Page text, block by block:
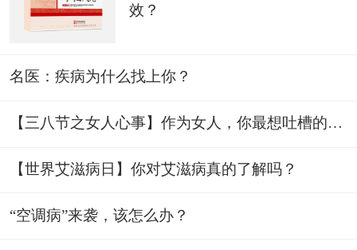
效？
名医：疾病为什么找上你？
【三八节之女人心事】作为女人，你最想吐槽的是什么？吐槽既有机会获奖哦!
【世界艾滋病日】你对艾滋病真的了解吗？
“空调病”来袭，该怎么办？